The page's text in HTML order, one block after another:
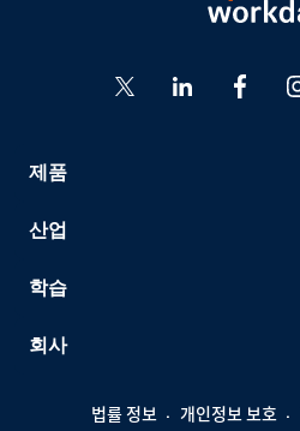
제품
산업
학습
회사
법률 정보 개인정보 보호